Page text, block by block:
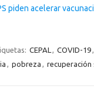
piden acelerar
CEPAL , COVID-19,
, pobreza , recuperación